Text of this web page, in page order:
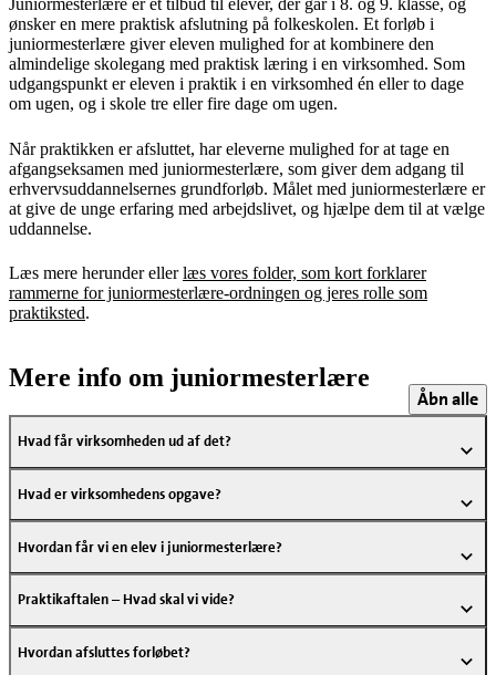
Juniormesterlære er et tilbud til elever, der går i 8. og 9. klasse, og
ønsker en mere praktisk afslutning på folkeskolen. Et forløb i
juniormesterlære giver eleven mulighed for at kombinere den
almindelige skolegang med praktisk læring i en virksomhed. Som
udgangspunkt er eleven i praktik i en virksomhed én eller to dage
om ugen, og i skole tre eller fire dage om ugen.
Når praktikken er afsluttet, har eleverne mulighed for at tage en
afgangseksamen med juniormesterlære, som giver dem adgang til
erhvervsuddannelsernes grundforløb. Målet med juniormesterlære er
at give de unge erfaring med arbejdslivet, og hjælpe dem til at vælge
uddannelse.
Læs mere herunder ellerlæs vores folder, som kort forklarer
rammerne for juniormesterlære-ordningen og jeres rolle som
praktiksted.
Mere info om juniormesterlære
Åbn alle
Hvad får virksomheden ud af det?
Hvad er virksomhedens opgave?
Hvordan får vi en elev i juniormesterlære?
Praktikaftalen – Hvad skal vi vide?
Hvordan afsluttes forløbet?